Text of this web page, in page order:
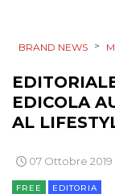
TREND
OPINIONI
BRAND NEWS >
EDICOLA
AL
07 Ottobre 2019
FREE EDITORIA